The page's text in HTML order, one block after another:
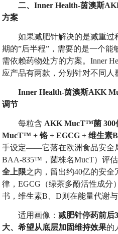
二、Inner Health-茵澳斯
方案
如果减肥针解决的是减重过
期的”后半程”，需要的是一个
需依赖药物处方的方案。Inner
应产品有两款，分别针对不同人
Inner Health-茵澳斯AKK
调节
每粒含 AKK MucT™菌300
MucT™ +铬+ EGCG +维生素B
手设定——它落在欧洲食品安全
BAA-835™，菌株名MucT）评
全上限之内，留出约40亿的安
律，EGCG（绿茶多酚活性成分
书，维生素B、D则在能量代谢
适用画像：减肥针停药前后
大、希望从底层加固维持效果的